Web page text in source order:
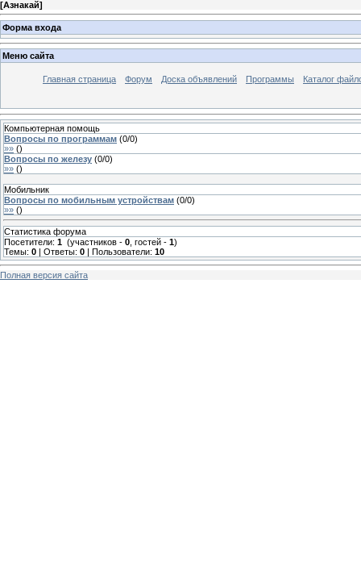
[Азнакай]
Форма входа
Меню сайта
Главная страница Форум Доска объявлений Программы Каталог
Компьютерная помощь
Вопросы по программам (0/0)
»» ()
Вопросы по железу (0/0)
»» ()
Мобильник
Вопросы по мобильным устройствам (0/0)
»» ()
Статистика форума
Посетители: 1 (участников - 0 , гостей - 1)
Темы: 0 | Ответы: 0 | Пользователи: 10
Полная версия сайта